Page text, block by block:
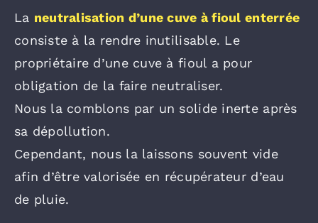
La neutralisation d’une cuve à fioul enterrée
consiste à la rendre inutilisable. Le
propriétaire d’une cuve à fioul a pour
obligation de la faire neutraliser.
Nous la comblons par un solide inerte après
sa dépollution.
Cependant, nous la laissons souvent vide
afin d’être valorisée en récupérateur d’eau
de pluie.